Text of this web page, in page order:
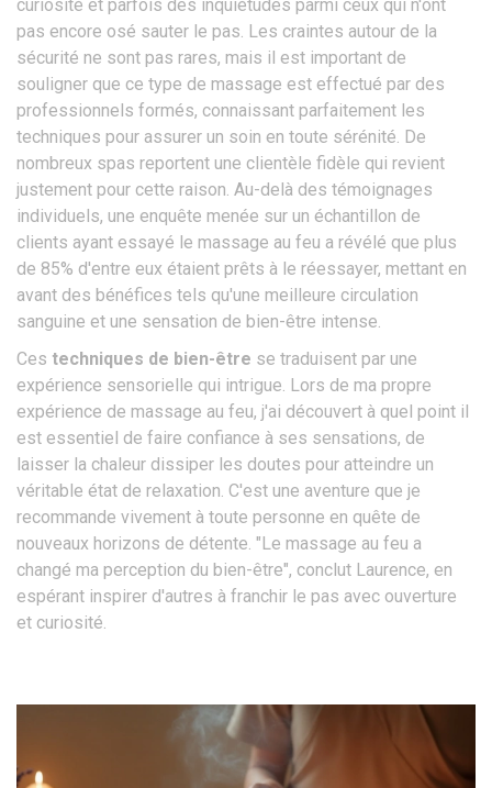
curiosité et parfois des inquiétudes parmi ceux qui n'ont
pas encore osé sauter le pas. Les craintes autour de la
sécurité ne sont pas rares, mais il est important de
souligner que ce type de massage est effectué par des
professionnels formés, connaissant parfaitement les
techniques pour assurer un soin en toute sérénité. De
nombreux spas reportent une clientèle fidèle qui revient
justement pour cette raison. Au-delà des témoignages
individuels, une enquête menée sur un échantillon de
clients ayant essayé le massage au feu a révélé que plus
de 85% d'entre eux étaient prêts à le réessayer, mettant en
avant des bénéfices tels qu'une meilleure circulation
sanguine et une sensation de bien-être intense.
Ces techniques de bien-être se traduisent par une
expérience sensorielle qui intrigue. Lors de ma propre
expérience de massage au feu, j'ai découvert à quel point il
est essentiel de faire confiance à ses sensations, de
laisser la chaleur dissiper les doutes pour atteindre un
véritable état de relaxation. C'est une aventure que je
recommande vivement à toute personne en quête de
nouveaux horizons de détente. "Le massage au feu a
changé ma perception du bien-être", conclut Laurence, en
espérant inspirer d'autres à franchir le pas avec ouverture
et curiosité.